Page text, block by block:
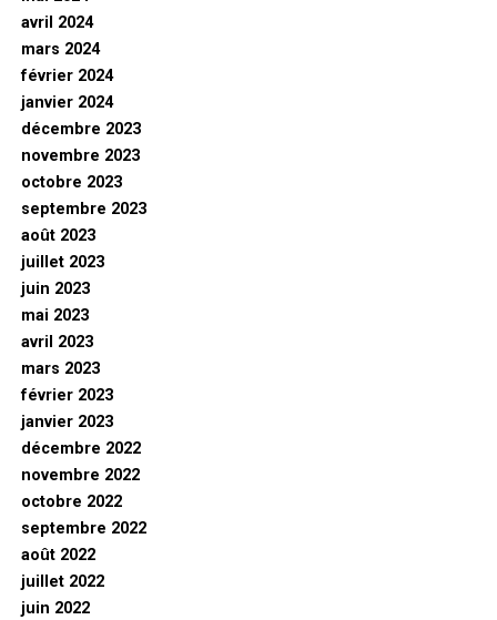
avril 2024
mars 2024
février 2024
janvier 2024
décembre 2023
novembre 2023
octobre 2023
septembre 2023
août 2023
juillet 2023
juin 2023
mai 2023
avril 2023
mars 2023
février 2023
janvier 2023
décembre 2022
novembre 2022
octobre 2022
septembre 2022
août 2022
juillet 2022
juin 2022